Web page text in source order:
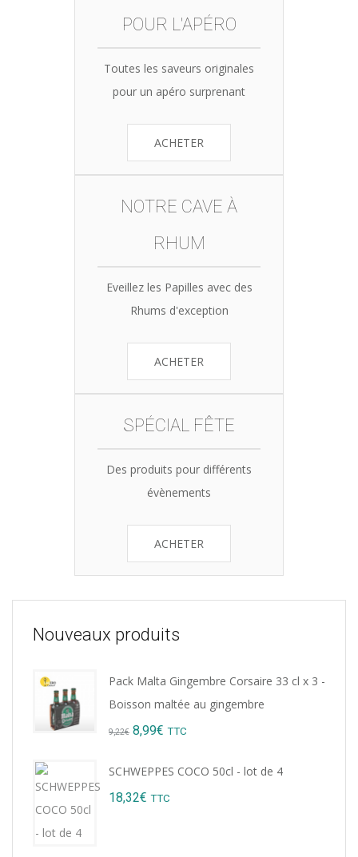
POUR L'APÉRO
Toutes les saveurs originales
pour un apéro surprenant
ACHETER
NOTRE CAVE À
RHUM
Eveillez les Papilles avec des
Rhums d'exception
ACHETER
SPÉCIAL FÊTE
Des produits pour différents
évènements
ACHETER
Nouveaux produits
Pack Malta Gingembre Corsaire 33 cl x 3 -
Boisson maltée au gingembre
9,22€ Original
8,99€ Current
TTC
SCHWEPPES COCO 50cl - lot de 4
18,32€ TTC